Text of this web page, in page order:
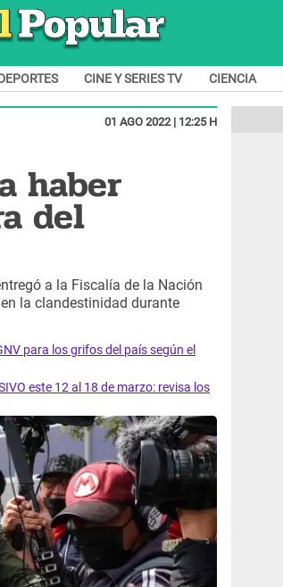
CINE Y SERIES TV CIENCIA
01 AGO 2022 | 12:25 H
haber
del
a la Fiscalía de la Nación
la clandestinidad durante
para los grifos del país según el
este 12 al 18 de marzo: revisa los